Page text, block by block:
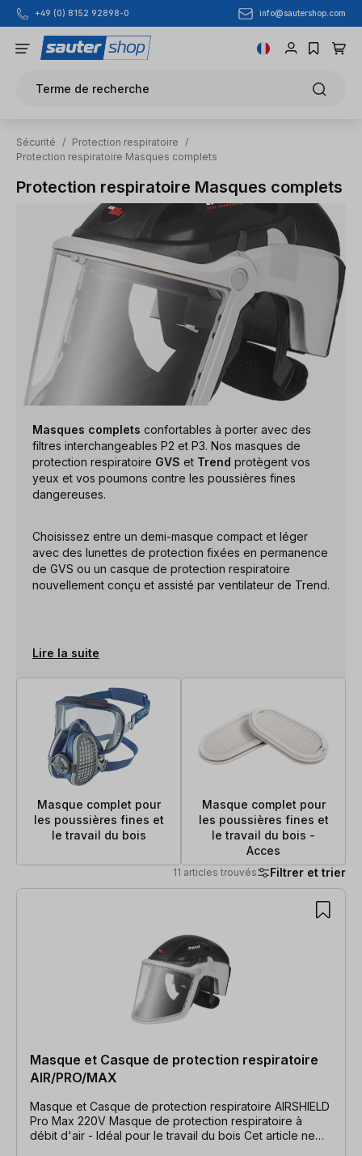
Passer au contenu principal
+49 (0) 8152 92898-0 info@sautershop.com
Terme de recherche
Sécurité / Protection respiratoire
/
Protection respiratoire Masques complets
Protection respiratoire Masques complets
Masques complets confortables à porter avec des
filtres interchangeables P2 et P3. Nos masques de
protection respiratoire GVS et Trend protègent vos
yeux et vos poumons contre les poussières fines
dangereuses.
Choisissez entre un demi-masque compact et léger
avec des lunettes de protection fixées en permanence
de GVS ou un casque de protection respiratoire
nouvellement conçu et assisté par ventilateur de Trend.
Lire la suite
Masque complet pour
les poussières fines et
le travail du bois
Masque complet pour
les poussières fines et
le travail du bois -
Acces
11 articles trouvés Filtrer et trier
11 articles trouvés
Masque et Casque de protection respiratoire
AIR/PRO/MAX
Masque et Casque de protection respiratoire AIRSHIELD
Pro Max 220V Masque de protection respiratoire à
débit d'air - Idéal pour le travail du bois Cet article ne